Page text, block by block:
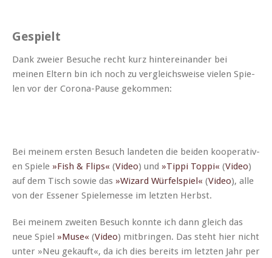
Gespielt
Dank zweier Besuche recht kurz hin­tere­inan­der bei
meinen Eltern bin ich noch zu ver­gle­ich­sweise vie­len Spie­
len vor der Coro­na-Pause gekommen:
Bei meinem ersten Besuch lan­de­ten die bei­den koop­er­a­tiv­
en Spiele »Fish & Flips« (Video) und »Tip­pi Top­pi« (Video)
auf dem Tisch sowie das »Wiz­ard Wür­fel­spiel« (Video), alle
von der Essen­er Spielemesse im let­zten Herbst.
Bei meinem zweit­en Besuch kon­nte ich dann gle­ich das
neue Spiel »Muse« (Video) mit­brin­gen. Das ste­ht hier nicht
unter »Neu gekauft«, da ich dies bere­its im let­zten Jahr per